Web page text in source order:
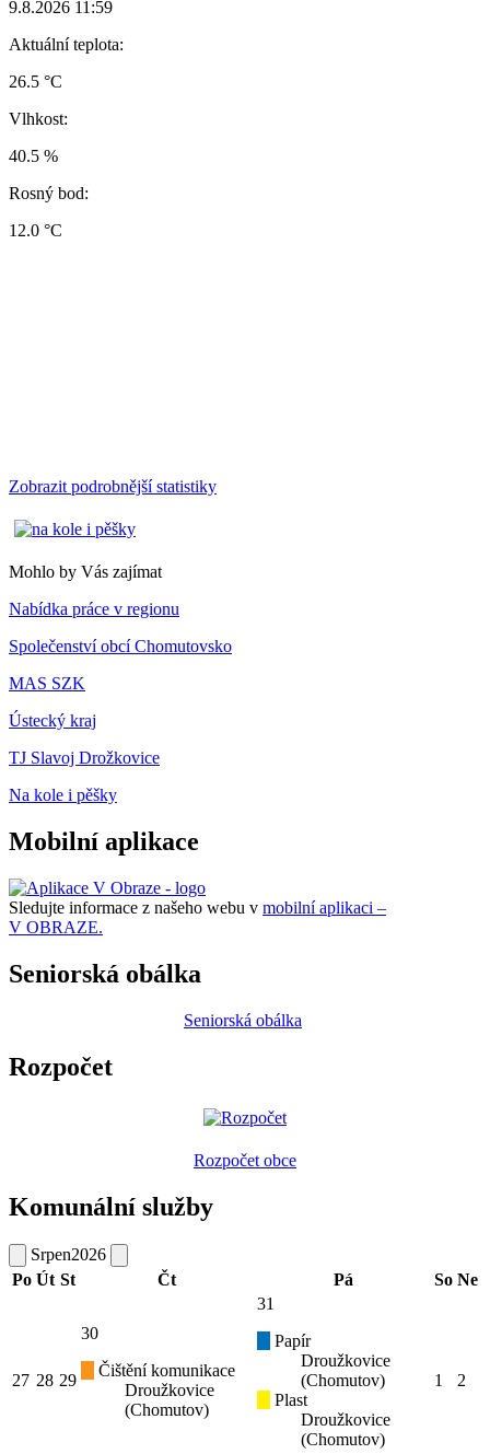
9.8.2026 11:59
Aktuální teplota:
26.5 °C
Vlhkost:
40.5 %
Rosný bod:
12.0 °C
Zobrazit podrobnější statistiky
Mohlo by Vás zajímat
Nabídka práce v regionu
Společenství obcí Chomutovsko
MAS SZK
Ústecký kraj
TJ Slavoj Drožkovice
Na kole i pěšky
Mobilní aplikace
Sledujte informace z našeho webu v mobilní aplikaci –
V OBRAZE.
Seniorská obálka
Seniorská obálka
Rozpočet
Rozpočet obce
Komunální služby
Srpen2026
Po Út St Čt Pá So Ne
27 28 29
30
Čištění komunikace
Droužkovice
(Chomutov)
31
Papír
Droužkovice
(Chomutov)
Plast
Droužkovice
(Chomutov)
1 2